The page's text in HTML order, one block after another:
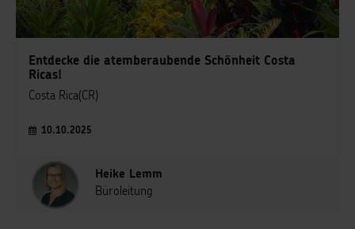
Entdecke die atemberaubende Schönheit Costa
Ricas!
Costa Rica(CR)
10.10.2025
Heike Lemm
Büroleitung